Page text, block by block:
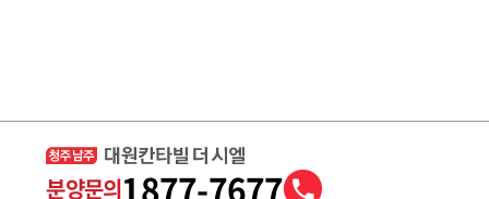
분양문의1877-7677